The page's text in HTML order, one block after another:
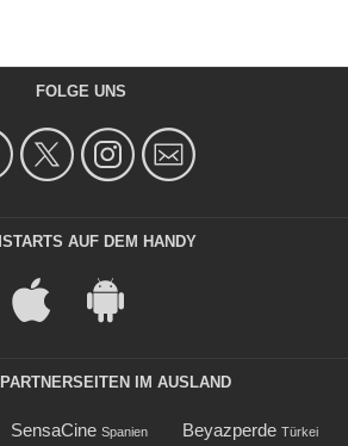
FOLGE UNS
AUF DEM HANDY
IM AUSLAND
SensaCine Spanien Beyazperde Türkei